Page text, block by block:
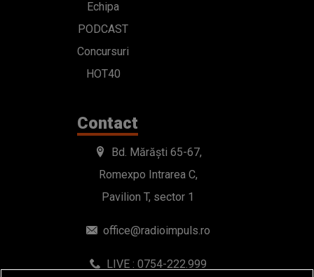
Echipa
PODCAST
Concursuri
HOT40
Contact
Bd. Mărăști 65-67,
Romexpo Intrarea C,
Pavilion T, sector 1
office@radioimpuls.ro
LIVE : 0754-222.999